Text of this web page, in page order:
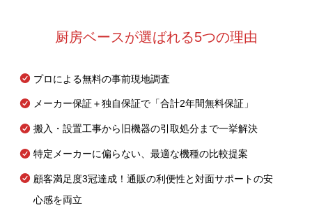
厨房ベースが選ばれる5つの理由
プロによる無料の事前現地調査
メーカー保証＋独自保証で「合計2年間無料保証」
搬入・設置工事から旧機器の引取処分まで一挙解決
特定メーカーに偏らない、最適な機種の比較提案
顧客満足度3冠達成！通販の利便性と対面サポートの安
心感を両立